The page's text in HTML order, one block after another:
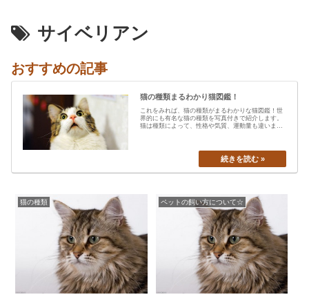
サイベリアン
おすすめの記事
猫の種類まるわかり猫図鑑！
これをみれば、猫の種類がまるわかりな猫図鑑！世
界的にも有名な猫の種類を写真付きで紹介します。
猫は種類によって、性格や気質、運動量も違います
猫の種類 ペットの飼い方について☆